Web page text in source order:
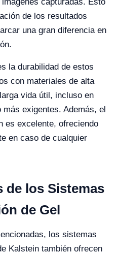
de los resultados
una gran diferencia en
la durabilidad de estos
con materiales de alta
vida útil, incluso en
exigentes. Además, el
es excelente, ofreciendo
en caso de cualquier
de los Sistemas
de Gel
los sistemas
Kalstein también ofrecen